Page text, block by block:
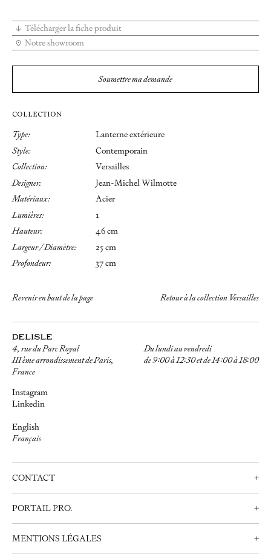
Télécharger la fiche produit
Notre showroom
Soumettre ma demande
COLLECTION
Type:
Lanterne extérieure
Style:
Contemporain
Collection:
Versailles
Designer:
Jean-Michel Wilmotte
Matériaux:
Acier
Lumières:
1
Hauteur:
46 cm
Largeur / Diamètre:
25 cm
Profondeur:
37 cm
Revenir en haut de la page Retour à la collection Versailles
4, rue du Parc Royal
III ème arrondissement de Paris,
France
Du lundi au vendredi
de 9:00 à 12:30 et de 14:00 à 18:00
Instagram
Linkedin
English
Français
CONTACT
+
Nous contacter
PORTAIL PRO.
+
Professionnels
Nous contacter
MENTIONS LÉGALES
+